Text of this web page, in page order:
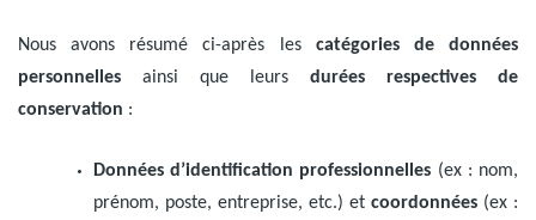
Nous avons résumé ci-après les catégories de données
personnelles ainsi que leurs durées respectives de
conservation :
Données d’identification professionnelles (ex : nom,
prénom, poste, entreprise, etc.) et coordonnées (ex :